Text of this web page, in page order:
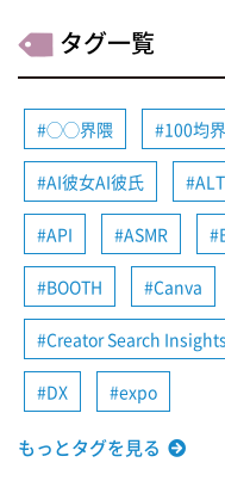
タグ一覧
◯◯界隈 100均
AI彼女AI彼氏 ALT
API ASMR
BOOTH Canva
Creator Search Insights
DX expo
もっとタグを見る